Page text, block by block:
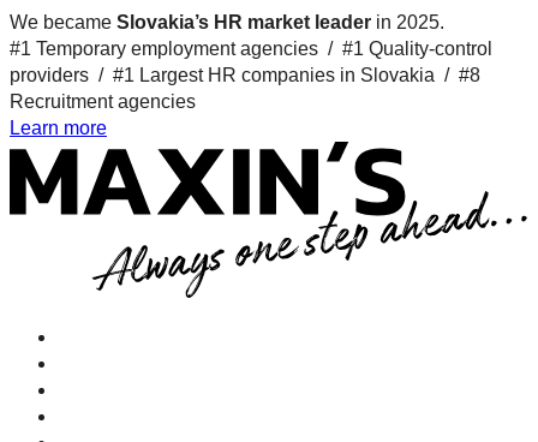
We became Slovakia’s HR market leader in 2025.
#1 Temporary employment agencies / #1 Quality-control
providers / #1 Largest HR companies in Slovakia / #8
Recruitment agencies
Learn more